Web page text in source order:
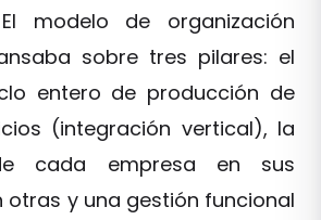
modelo de organización
sobre tres pilares: el
entero de producción de
(integración vertical), la
cada empresa en sus
otras y una gestión funcional